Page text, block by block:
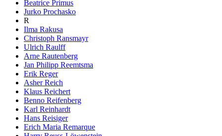
Beatrice Primus
Jurko Prochasko
R
Ilma Rakusa
Christoph Ransmayr
Ulrich Raulff
Arne Rautenberg
Jan Philipp Reemtsma
Erik Reger
Asher Reich
Klaus Reichert
Benno Reifenberg
Karl Reinhardt
Hans Reisiger
Erich Maria Remarque